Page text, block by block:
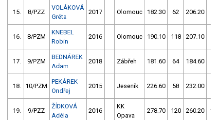
15. 8/PZZ
VOLÁKOVÁ
Gréta
2017 Olomouc 182.30 62 206.20
16. 8/PZM
KNEBEL
Robin
2016 Olomouc 190.10 118 207.10
17. 9/PZM
BEDNÁREK
Adam
2018 Zábřeh 181.60 64 184.60
18. 10/PZM
PEKÁREK
Ondřej
2015 Jeseník 226.60 58 232.00
19. 9/PZZ
ŽÍDKOVÁ
Adéla
2016
KK
Opava
278.70 120 260.20